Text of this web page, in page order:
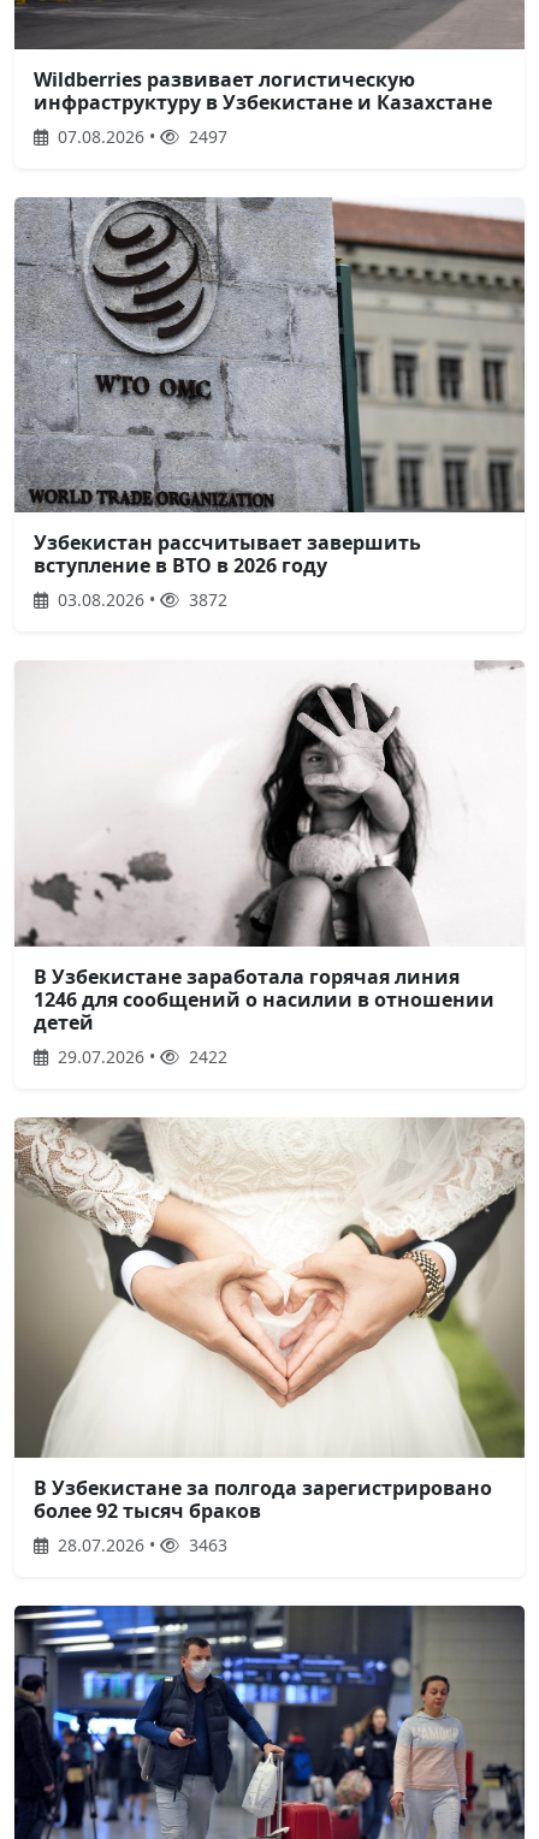
Wildberries развивает логистическую
инфраструктуру в Узбекистане и Казахстане
07.08.2026 • 2497
Узбекистан рассчитывает завершить
вступление в ВТО в 2026 году
03.08.2026 • 3872
В Узбекистане заработала горячая линия
1246 для сообщений о насилии в отношении
детей
29.07.2026 • 2422
В Узбекистане за полгода зарегистрировано
более 92 тысяч браков
28.07.2026 • 3463